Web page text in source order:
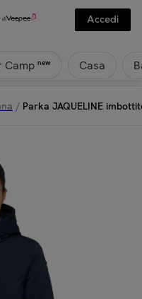
Accedi
Camp new Casa
/ Parka JAQUELINE